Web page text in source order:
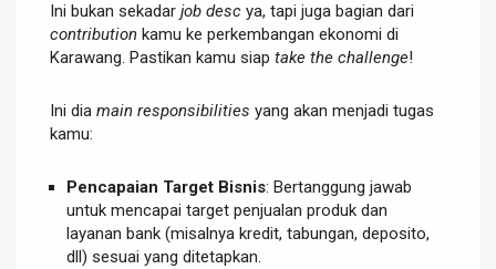
Ini bukan sekadar job desc ya, tapi juga bagian dari
contribution kamu ke perkembangan ekonomi di
Karawang. Pastikan kamu siap take the challenge!
Ini dia main responsibilities yang akan menjadi tugas
kamu:
Pencapaian Target Bisnis: Bertanggung jawab
untuk mencapai target penjualan produk dan
layanan bank (misalnya kredit, tabungan, deposito,
dll) sesuai yang ditetapkan.